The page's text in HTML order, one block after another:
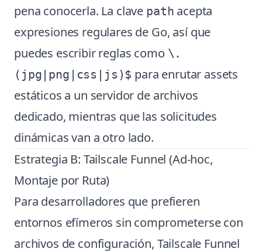
pena conocerla. La clave path acepta
expresiones regulares de Go, así que
puedes escribir reglas como \.
(jpg|png|css|js)$ para enrutar assets
estáticos a un servidor de archivos
dedicado, mientras que las solicitudes
dinámicas van a otro lado.
Estrategia B: Tailscale Funnel (Ad-hoc,
Montaje por Ruta)
Para desarrolladores que prefieren
entornos efímeros sin comprometerse con
archivos de configuración, Tailscale Funnel